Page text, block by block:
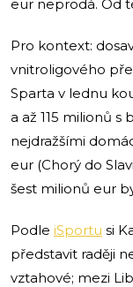
eur neprodá. Od
Pro kontext:
vnitroligového
Sparta v lednu
a až 115 milionů s
nejdražšími
eur (Chorý do
šest milionů eur
Podle iSportu si
představit raději
vztahové; mezi